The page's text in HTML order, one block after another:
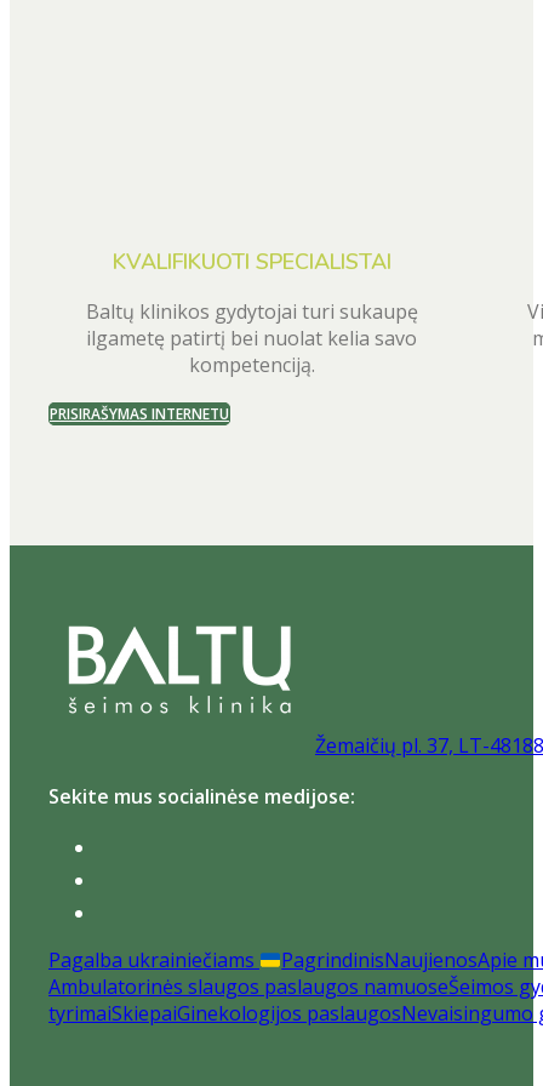
KVALIFIKUOTI SPECIALISTAI
Baltų klinikos gydytojai turi sukaupę
ilgametę patirtį bei nuolat kelia savo
kompetenciją.
PRISIRAŠYMAS INTERNETU
Žemaičių pl. 37, LT-
Sekite mus socialinėse medijose:
Pagalba ukrainiečiams PagrindinisNaujienosApie
Ambulatorinės slaugos paslaugos namuoseŠeimos
tyrimaiSkiepaiGinekologijos paslaugosNevaisingumo